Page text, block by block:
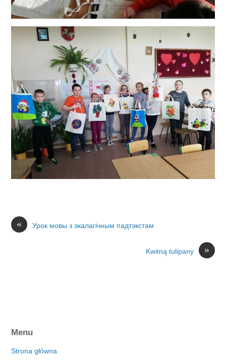
« Урок мовы з экалагічным падтэкстам
»
Kwitną tulipany
Menu
Strona główna